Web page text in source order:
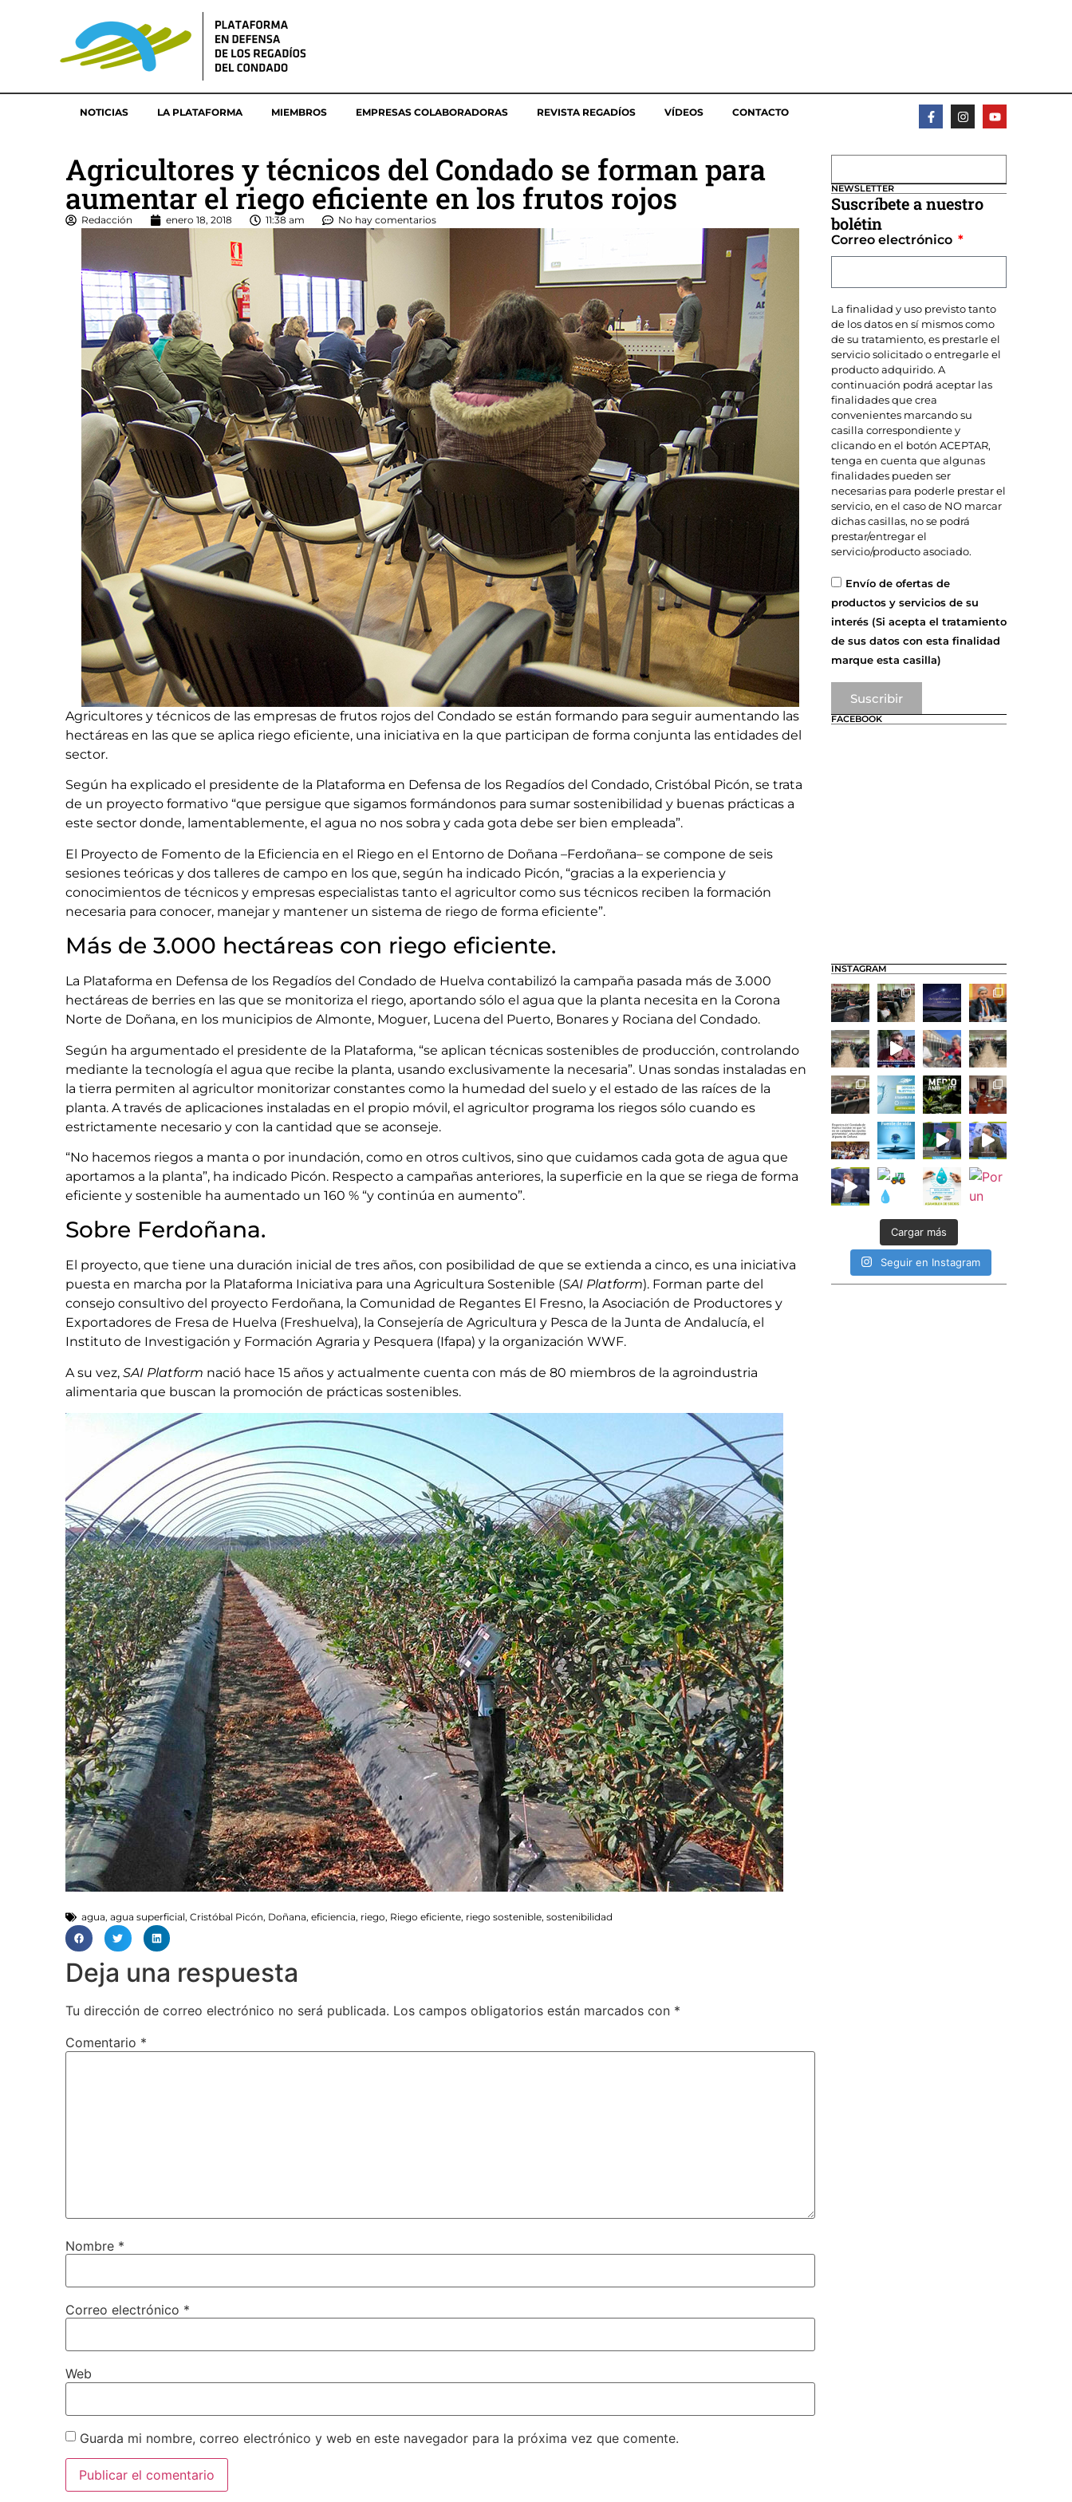
NOTICIAS LA PLATAFORMA MIEMBROS EMPRESAS COLABORADORAS REVISTA REGADÍOS VÍDEOS CONTACTO
Agricultores y técnicos del Condado se forman para
aumentar el riego eficiente en los frutos rojos
Redacción enero 18, 2018 11:38 am No hay comentarios
Agricultores y técnicos de las empresas de frutos rojos del Condado se están formando para seguir aumentando las
hectáreas en las que se aplica riego eficiente, una iniciativa en la que participan de forma conjunta las entidades del
sector.
Según ha explicado el presidente de la Plataforma en Defensa de los Regadíos del Condado, Cristóbal Picón, se trata
de un proyecto formativo “que persigue que sigamos formándonos para sumar sostenibilidad y buenas prácticas a
este sector donde, lamentablemente, el agua no nos sobra y cada gota debe ser bien empleada”.
El Proyecto de Fomento de la Eficiencia en el Riego en el Entorno de Doñana –Ferdoñana– se compone de seis
sesiones teóricas y dos talleres de campo en los que, según ha indicado Picón, “gracias a la experiencia y
conocimientos de técnicos y empresas especialistas tanto el agricultor como sus técnicos reciben la formación
necesaria para conocer, manejar y mantener un sistema de riego de forma eficiente”.
Más de 3.000 hectáreas con riego eficiente.
La Plataforma en Defensa de los Regadíos del Condado de Huelva contabilizó la campaña pasada más de 3.000
hectáreas de berries en las que se monitoriza el riego, aportando sólo el agua que la planta necesita en la Corona
Norte de Doñana, en los municipios de Almonte, Moguer, Lucena del Puerto, Bonares y Rociana del Condado.
Según ha argumentado el presidente de la Plataforma, “se aplican técnicas sostenibles de producción, controlando
mediante la tecnología el agua que recibe la planta, usando exclusivamente la necesaria”. Unas sondas instaladas en
la tierra permiten al agricultor monitorizar constantes como la humedad del suelo y el estado de las raíces de la
planta. A través de aplicaciones instaladas en el propio móvil, el agricultor programa los riegos sólo cuando es
estrictamente necesario y con la cantidad que se aconseje.
“No hacemos riegos a manta o por inundación, como en otros cultivos, sino que cuidamos cada gota de agua que
aportamos a la planta”, ha indicado Picón. Respecto a campañas anteriores, la superficie en la que se riega de forma
eficiente y sostenible ha aumentado un 160 % “y continúa en aumento”.
Sobre Ferdoñana.
El proyecto, que tiene una duración inicial de tres años, con posibilidad de que se extienda a cinco, es una iniciativa
puesta en marcha por la Plataforma Iniciativa para una Agricultura Sostenible (SAI Platform). Forman parte del
consejo consultivo del proyecto Ferdoñana, la Comunidad de Regantes El Fresno, la Asociación de Productores y
Exportadores de Fresa de Huelva (Freshuelva), la Consejería de Agricultura y Pesca de la Junta de Andalucía, el
Instituto de Investigación y Formación Agraria y Pesquera (Ifapa) y la organización WWF.
A su vez, SAI Platform nació hace 15 años y actualmente cuenta con más de 80 miembros de la agroindustria
alimentaria que buscan la promoción de prácticas sostenibles.
agua, agua superficial, Cristóbal Picón, Doñana, eficiencia, riego, Riego eficiente, riego sostenible, sostenibilidad
Deja una respuesta
Tu dirección de correo electrónico no será publicada. Los campos obligatorios están marcados con *
Comentario *
Nombre *
Correo electrónico *
Web
Guarda mi nombre, correo electrónico y web en este navegador para la próxima vez que comente.
NEWSLETTER
Suscríbete a nuestro
bolétin
Correo electrónico
La finalidad y uso previsto tanto
de los datos en sí mismos como
de su tratamiento, es prestarle el
servicio solicitado o entregarle el
producto adquirido. A
continuación podrá aceptar las
finalidades que crea
convenientes marcando su
casilla correspondiente y
clicando en el botón ACEPTAR,
tenga en cuenta que algunas
finalidades pueden ser
necesarias para poderle prestar el
servicio, en el caso de NO marcar
dichas casillas, no se podrá
prestar/entregar el
servicio/producto asociado.
Envío de ofertas de
productos y servicios de su
interés (Si acepta el tratamiento
de sus datos con esta finalidad
marque esta casilla)
Suscribir
FACEBOOK
INSTAGRAM
Cargar más
Seguir en Instagram